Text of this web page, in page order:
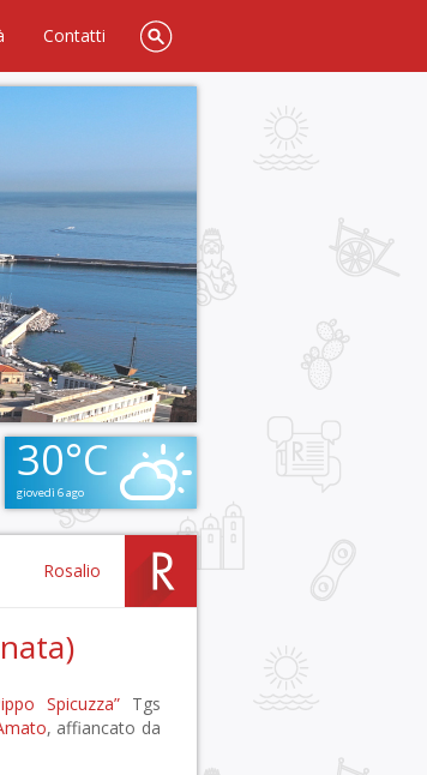
Contatti
30°C
giovedì 6 ago
Rosalio
Spicuzza” Tgs
, affiancato da